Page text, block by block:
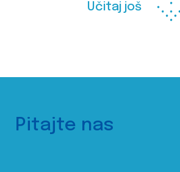
Učitaj još
Pitajte nas